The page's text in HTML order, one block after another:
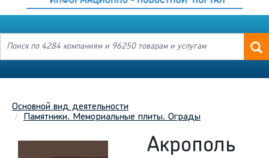
Основной вид деятельности
Памятники. Мемориальные плиты. Ограды
Акрополь